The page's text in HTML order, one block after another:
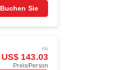
Buchen Sie
Ab
US$ 143.03
Preis/Person